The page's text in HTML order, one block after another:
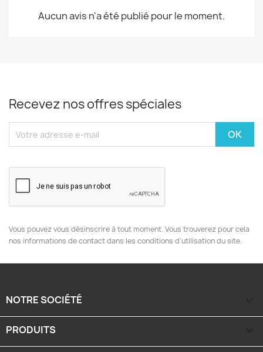
Aucun avis n'a été publié pour le moment.
Recevez nos offres spéciales
Vous pouvez vous désinscrire à tout moment. Vous trouverez pour cela
nos informations de contact dans les conditions d'utilisation du site.
NOTRE SOCIÉTÉ
PRODUITS